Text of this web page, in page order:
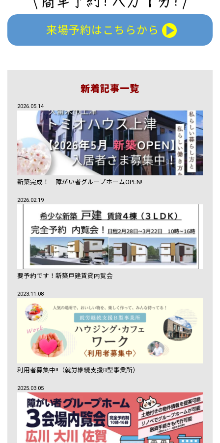
来場予約はこちらから
新着記事一覧
2026.05.14
新築完成！ 障がい者グループホームOPEN!
2026.02.19
要予約です！新築戸建賃貸内覧会
2023.11.08
利用者募集中!!（就労継続支援B型事業所）
2025.03.05